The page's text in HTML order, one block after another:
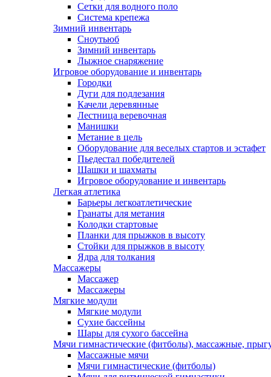
Сетки для водного поло
Система крепежа
Зимний инвентарь
Сноутьюб
Зимний инвентарь
Лыжное снаряжение
Игровое оборудование и инвентарь
Городки
Дуги для подлезания
Качели деревянные
Лестница веревочная
Манишки
Метание в цель
Оборудование для веселых стартов и эстафет
Пьедестал победителей
Шашки и шахматы
Игровое оборудование и инвентарь
Легкая атлетика
Барьеры легкоатлетические
Гранаты для метания
Колодки стартовые
Планки для прыжков в высоту
Стойки для прыжков в высоту
Ядра для толкания
Массажеры
Массажер
Массажеры
Мягкие модули
Мягкие модули
Сухие бассейны
Шары для сухого бассейна
Мячи гимнастические (фитболы), массажные,
Массажные мячи
Мячи гимнастические (фитболы)